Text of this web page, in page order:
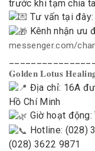
trước khi tạm chia
Tư vấn tại đây:
Kênh nhận ưu
messenger.com/
𝐆𝐨𝐥𝐝𝐞𝐧 𝐋𝐨𝐭𝐮𝐬
Địa chỉ: 16A
Hồ Chí Minh
Giờ hoạt
Hotline: (028)
(028) 3622 9871